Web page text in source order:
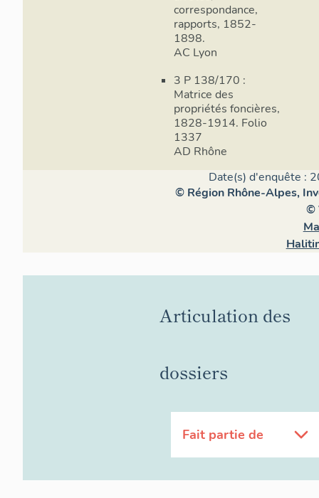
correspondance,
rapports, 1852-
1898.
AC Lyon
3 P 138/170 :
Matrice des
propriétés foncières,
1828-1914. Folio
1337
AD Rhône
Date(s) d'enquête :
© Région Rhône-Alpes,
©
Articulation des
dossiers
Fait partie de